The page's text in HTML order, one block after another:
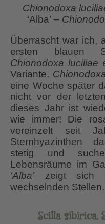
Chionodoxa
‘Alba’ –
Überrascht war ich,
ersten blauen
Chionodoxa luciliae
Variante,
eine Woche später
nicht vor der
dieses Jahr ist
wie immer! Die
vereinzelt seit
Sternhyazinthen
stetig und
Lebensräume im
‘Alba’zeigt sich
wechselnden Stellen.
Scilla sibirica,